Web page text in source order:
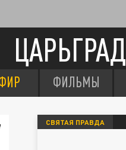
ЦАРЬГРАД
ФИЛЬМЫ
СВЯТАЯ ПРАВДА